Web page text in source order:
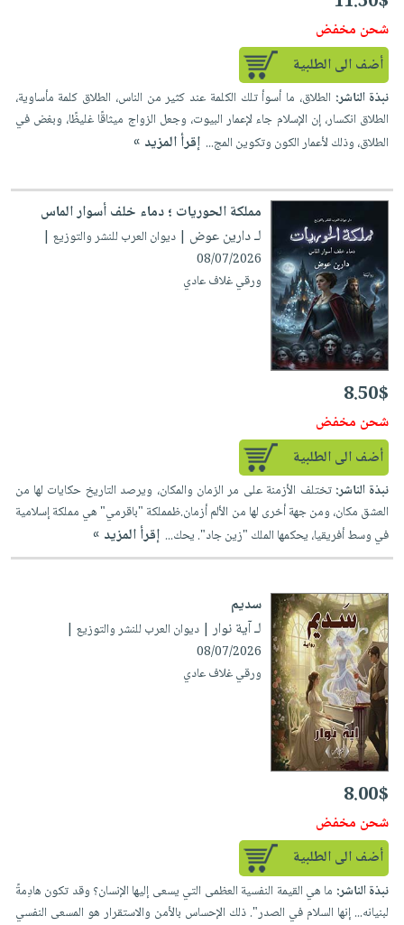
شحن مخفض
أضف الى الطلبية
نبذة الناشر: الطلاق، ما أسوأ تلك الكلمة عند كثير من الناس، الطلاق كلمة مأساوية،
الطلاق انكسار، إن الإسلام جاء لإعمار البيوت، وجعل الزواج ميثاقًا غليظًا، وبغض في
الطلاق، وذلك لأعمار الكون وتكوين المج... إقرأ المزيد »
مملكة الحوريات ؛ دماء خلف أسوار الماس
لـ دارين عوض | ديوان العرب للنشر والتوزيع |
08/07/2026
ورقي غلاف عادي
8.50$
شحن مخفض
أضف الى الطلبية
نبذة الناشر:تختلف الأزمنة على مر الزمان والمكان، ويرصد التاريخ حكايات لها من
العشق مكان، ومن جهة أخرى لها من الألم أزمان.ظمملكة "باقرمي" هي مملكة إسلامية
في وسط أفريقيا، يحكمها الملك "زين جاد". يحك... إقرأ المزيد »
سديم
لـ آية نوار| ديوان العرب للنشر والتوزيع |
08/07/2026
ورقي غلاف عادي
8.00$
شحن مخفض
أضف الى الطلبية
نبذة الناشر: ما هي القيمة النفسية العظمى التي يسعى إليها الإنسان؟ وقد تكون هادِمةً
لبنيانه... إنها السلام في الصدر". ذلك الإحساس بالأمن والاستقرار هو المسعى النفسي